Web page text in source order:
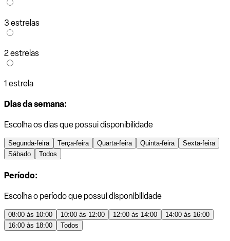
3 estrelas
2 estrelas
1 estrela
Dias da semana:
Escolha os dias que possui disponibilidade
Segunda-feira Terça-feira Quarta-feira Quinta-feira
Sexta-feira
Sábado
Todos
Período:
Escolha o período que possui disponibilidade
08:00 às 10:00 10:00 às 12:00 12:00 às 14:00
14:00 às 16:00
16:00 às 18:00
Todos